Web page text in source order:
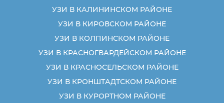
УЗИ В КАЛИНИНСКОМ РАЙОНЕ
УЗИ В КИРОВСКОМ РАЙОНЕ
УЗИ В КОЛПИНСКОМ РАЙОНЕ
УЗИ В КРАСНОГВАРДЕЙСКОМ РАЙОНЕ
УЗИ В КРАСНОСЕЛЬСКОМ РАЙОНЕ
УЗИ В КРОНШТАДТСКОМ РАЙОНЕ
УЗИ В КУРОРТНОМ РАЙОНЕ